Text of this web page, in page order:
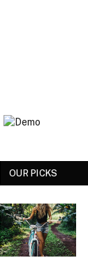
OUR PICKS